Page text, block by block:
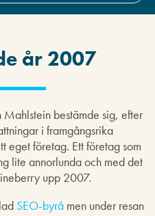
år 2007
Mahlstein bestämde sig, efter
i framgångsrika
eget företag. Ett företag som
lite annorlunda och med det
upp 2007.
SEO-byråmen under resan